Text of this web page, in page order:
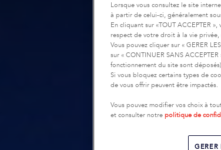
Lorsque vous consultez le site
à partir de celui-ci, généralement
En cliquant sur «TOUT ACCEPTER
respect de votre droit à la vie
Vous pouvez cliquer sur « GERER
sur « CONTINUER SANS
fonctionnement du site sont
Si vous bloquez certains types de
de vous offrir peuvent être impactés.
Vous pouvez modifier vos choix à
et consulter notre politique de
GERER